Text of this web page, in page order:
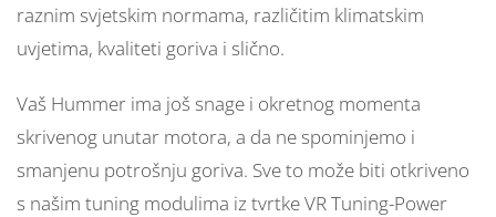
raznim svjetskim normama, različitim klimatskim
uvjetima, kvaliteti goriva i slično.
Vaš Hummer ima još snage i okretnog momenta
skrivenog unutar motora, a da ne spominjemo i
smanjenu potrošnju goriva. Sve to može biti otkriveno
s našim tuning modulima iz tvrtke VR Tuning-Power